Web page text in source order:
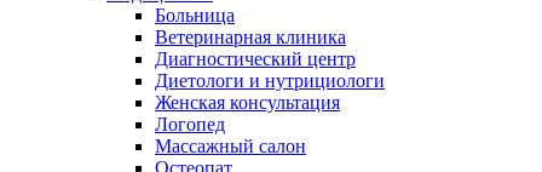
Больница
Ветеринарная клиника
Диагностический центр
Диетологи и нутрициологи
Женская консультация
Логопед
Массажный салон
Остеопат